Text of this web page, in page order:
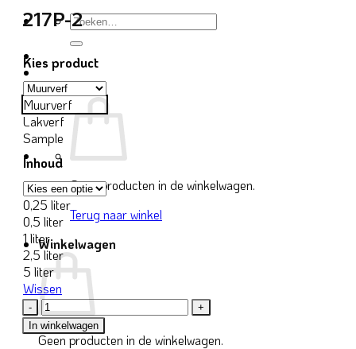
Zoeken
Geen producten in de winkelwagen.
Terug naar winkel
Winkelwagen
Geen producten in de winkelwagen.
217P-2
Kies product
Muurverf
Lakverf
Sample
Inhoud
0,25 liter
0,5 liter
1 liter
2,5 liter
5 liter
Wissen
217P-
2
aantal
In winkelwagen